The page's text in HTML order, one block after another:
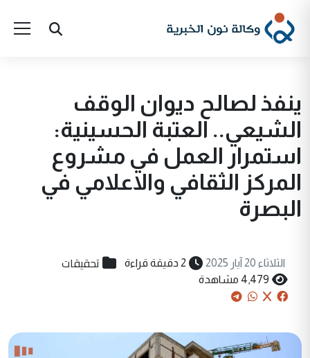
ينفذ لصالح ديوان الوقف
الشيعي.. العتبة الحسينية:
استمرار العمل في مشروع
المركز الثقافي والاعلامي في
البصرة
الثلاثاء 20 آيار 2025 2 دقيقة قراءة تحقيقات
4,479 مشاهدة